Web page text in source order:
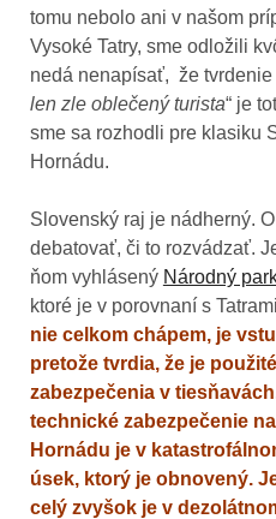
tomu nebolo ani v našom
Vysoké Tatry, sme odložili
nedá nenapísať, že tvrdenie
len zle oblečený turista“ je
sme sa rozhodli pre klasiku
Hornádu.
Slovenský raj je nádherný.
debatovať, či to rozvádzať.
ňom vyhlásený Národný
ktoré je v porovnaní s
nie celkom chápem, je
pretože tvrdia, že je
zabezpečenia v
technické zabezpečenie
Hornádu je v
úsek, ktorý je obnovený.
celý zvyšok je v